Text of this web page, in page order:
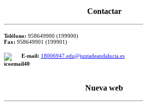
Contactar
Teléfono: 958649900 (199900)
Fax: 958649901 (199901)
E-mail: 18006947.edu@juntadeandalucia.es
Nueva web